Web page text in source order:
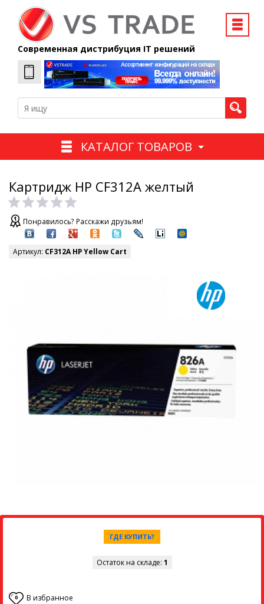
Современная дистрибуция IT решений
КАТАЛОГ ТОВАРОВ
Картридж HP CF312A желтый
Понравилось? Расскажи друзьям!
Артикул: CF312A HP Yellow Cart
ГДЕ КУПИТЬ?
Остаток на складе: 1
0 В избранное